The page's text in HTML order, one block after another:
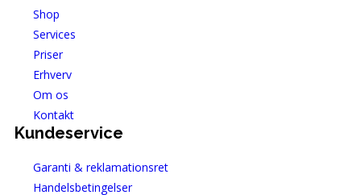
Shop
Services
Priser
Erhverv
Om os
Kontakt
Kundeservice
Garanti & reklamationsret
Handelsbetingelser